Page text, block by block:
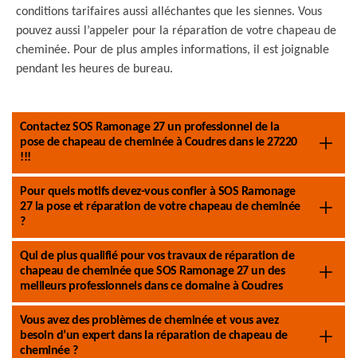
conditions tarifaires aussi alléchantes que les siennes. Vous
pouvez aussi l’appeler pour la réparation de votre chapeau de
cheminée. Pour de plus amples informations, il est joignable
pendant les heures de bureau.
Contactez SOS Ramonage 27 un professionnel de la
pose de chapeau de cheminée à Coudres dans le 27220
!!!
Pour quels motifs devez-vous confier à SOS Ramonage
27 la pose et réparation de votre chapeau de cheminée
?
Qui de plus qualifié pour vos travaux de réparation de
chapeau de cheminée que SOS Ramonage 27 un des
meilleurs professionnels dans ce domaine à Coudres
Vous avez des problèmes de cheminée et vous avez
besoin d’un expert dans la réparation de chapeau de
cheminée ?